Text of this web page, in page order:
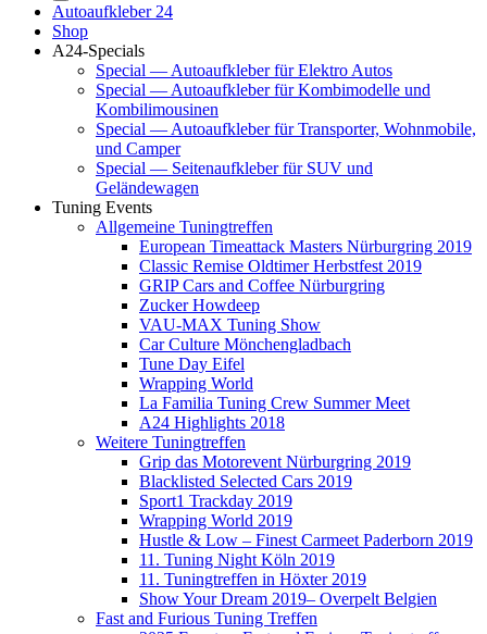
Autoaufkleber 24
Shop
A24-Specials
Special — Autoaufkleber für Elektro Autos
Special — Autoaufkleber für Kombimodelle und
Kombilimousinen
Special — Autoaufkleber für Transporter, Wohnmobile,
und Camper
Special — Seitenaufkleber für SUV und
Geländewagen
Tuning Events
Allgemeine Tuningtreffen
European Timeattack Masters Nürburgring 2019
Classic Remise Oldtimer Herbstfest 2019
GRIP Cars and Coffee Nürburgring
Zucker Howdeep
VAU-MAX Tuning Show
Car Culture Mönchengladbach
Tune Day Eifel
Wrapping World
La Familia Tuning Crew Summer Meet
A24 Highlights 2018
Weitere Tuningtreffen
Grip das Motorevent Nürburgring 2019
Blacklisted Selected Cars 2019
Sport1 Trackday 2019
Wrapping World 2019
Hustle & Low – Finest Carmeet Paderborn 2019
11. Tuning Night Köln 2019
11. Tuningtreffen in Höxter 2019
Show Your Dream 2019– Overpelt Belgien
Fast and Furious Tuning Treffen